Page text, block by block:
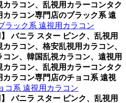
カラコン、乱視用カラーコンタク
カラコン専門店のブラック系 遠
ラック系 遠視用カラコン
】 バニラ スター ピンク、乱視用
ラコン、格安乱視用カラコン、
ン、韓国乱視カラコン、遠視用
カラコン、乱視用カラーコンタク
カラコン専門店のチョコ系 遠視
コ系 遠視用カラコン
】 バニラ スター ピンク、乱視用